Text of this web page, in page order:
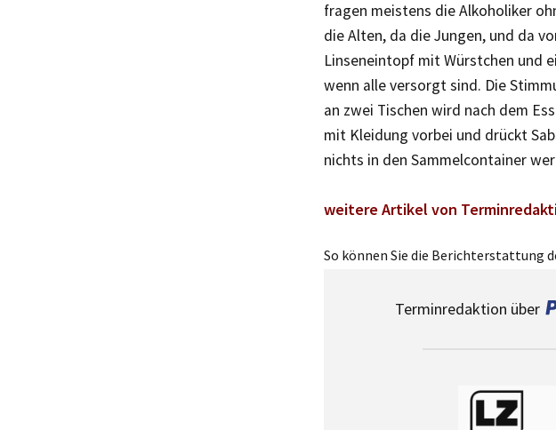
fragen meistens die Alkoholiker
die Alten, da die Jungen, und da
Linseneintopf mit Würstchen und
wenn alle versorgt sind. Die
an zwei Tischen wird nach dem
mit Kleidung vorbei und drückt
nichts in den Sammelcontainer
weitere Artikel von
So können Sie die Berichterstattung
Terminredaktion über